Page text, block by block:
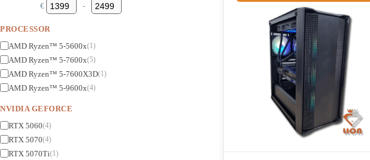
€ Minimum Price
-Maximum Price
PROCESSOR
AMD Ryzen™ 5-5600x(1)
AMD Ryzen™ 5-7600x(5)
AMD Ryzen™ 5-7600X3D(1)
AMD Ryzen™ 5-9600x(4)
NVIDIA GEFORCE
RTX 5060(4)
RTX 5070(4)
RTX 5070Ti(1)